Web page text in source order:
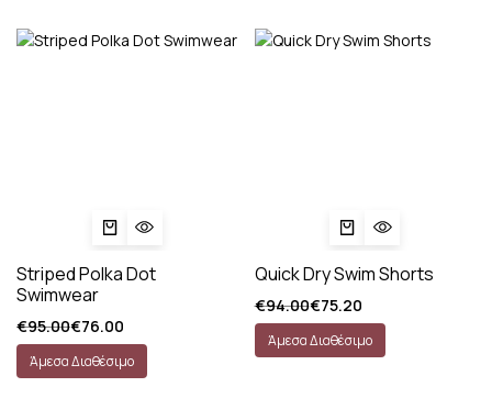
Striped Polka Dot
Swimwear
€95.00€76.00
Άμεσα Διαθέσιμο
Quick Dry Swim Shorts
€94.00€75.20
Άμεσα Διαθέσιμο